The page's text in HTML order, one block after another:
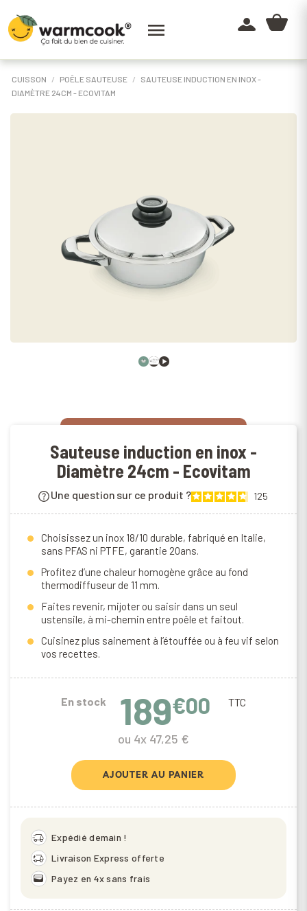

CUISSON POÊLE SAUTEUSE
SAUTEUSE INDUCTION EN INOX -
DIAMÈTRE 24CM - ECOVITAM
Sauteuse induction en inox -
Diamètre 24cm - Ecovitam
Une question sur ce produit ? 125
Choisissez un inox 18/10 durable, fabriqué en Italie,
sans PFAS ni PTFE, garantie 20ans.
Profitez d’une chaleur homogène grâce au fond
thermodiffuseur de 11 mm.
Faites revenir, mijoter ou saisir dans un seul
ustensile, à mi-chemin entre poêle et faitout.
Cuisinez plus sainement à l’étouffée ou à feu vif selon
vos recettes.
En stock 189€00 TTC
ou 4x 47,25 €
AJOUTER AU PANIER
delivery_truck_speed Expédié demain !
delivery_truck_bolt Livraison Express offerte
wallet Payez en 4x sans frais